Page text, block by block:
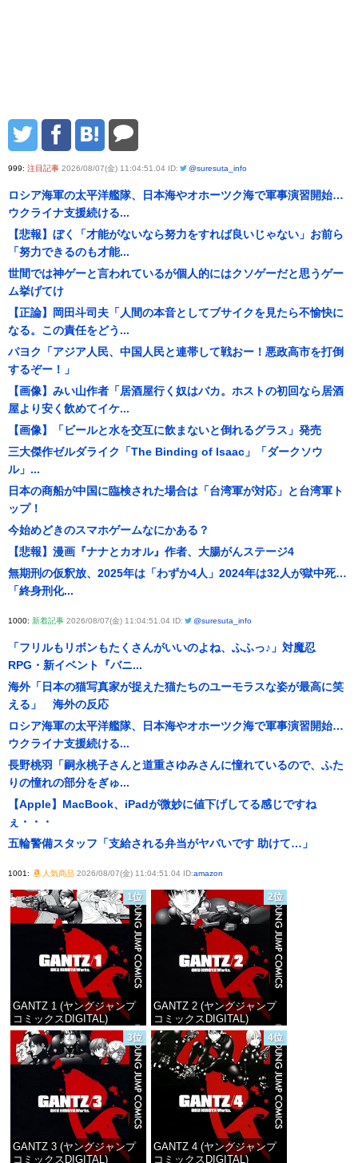
999: 注目記事 2026/08/07(金) 11:04:51.04 ID: @suresuta_info
ロシア海軍の太平洋艦隊、日本海やオホーツク海で軍事演習開始…
ウクライナ支援続ける...
【悲報】ぼく「才能がないなら努力をすれば良いじゃない」お前ら
「努力できるのも才能...
世間では神ゲーと言われているが個人的にはクソゲーだと思うゲー
ム挙げてけ
【正論】岡田斗司夫「人間の本音としてブサイクを見たら不愉快に
なる。この責任をどう...
パヨク「アジア人民、中国人民と連帯して戦おー！悪政高市を打倒
するぞー！」
【画像】みい山作者「居酒屋行く奴はバカ。ホストの初回なら居酒
屋より安く飲めてイケ...
【画像】「ビールと水を交互に飲まないと倒れるグラス」発売
三大傑作ゼルダライク「The Binding of Isaac」「ダークソウ
ル」...
日本の商船が中国に臨検された場合は「台湾軍が対応」と台湾軍ト
ップ！
今始めどきのスマホゲームなにかある？
【悲報】漫画『ナナとカオル』作者、大腸がんステージ4
無期刑の仮釈放、2025年は「わずか4人」2024年は32人が獄中死…
「終身刑化...
1000: 新着記事 2026/08/07(金) 11:04:51.04 ID: @suresuta_info
「フリルもリボンもたくさんがいいのよね、ふふっ♪」対魔忍
RPG・新イベント『バニ...
海外「日本の猫写真家が捉えた猫たちのユーモラスな姿が最高に笑
える」 海外の反応
ロシア海軍の太平洋艦隊、日本海やオホーツク海で軍事演習開始…
ウクライナ支援続ける...
長野桃羽「嗣永桃子さんと道重さゆみさんに憧れているので、ふた
りの憧れの部分をぎゅ...
【Apple】MacBook、iPadが微妙に値下げしてる感じですね
ぇ・・・
五輪警備スタッフ「支給される弁当がヤバいです 助けて…」
1001: 人気商品2026/08/07(金) 11:04:51.04 ID:amazon
1位
GANTZ 1 (ヤングジャンプ
コミックスDIGITAL)
価格：¥100
2位
GANTZ 2 (ヤングジャンプ
コミックスDIGITAL)
価格：¥100
3位
GANTZ 3 (ヤングジャンプ
コミックスDIGITAL)
4位
GANTZ 4 (ヤングジャンプ
コミックスDIGITAL)